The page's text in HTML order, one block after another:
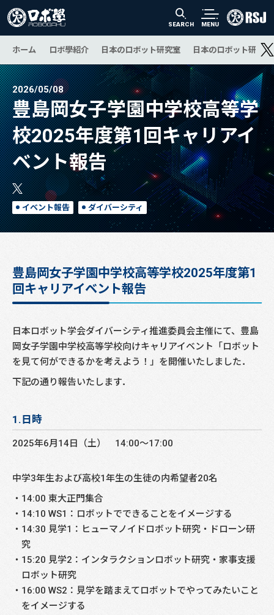
SEARCH MENU
ホーム ロボ學紹介 日本のロボット研究室 日本のロボット研究
2026/05/08
豊島岡女子学園中学校高等学
校2025年度第1回キャリアイ
ベント報告
イベント報告 ダイバーシティ
豊島岡女子学園中学校高等学校2025年度第1
回キャリアイベント報告
日本ロボット学会ダイバーシティ推進委員会主催にて、豊島
岡女子学園中学校高等学校向けキャリアイベント「ロボット
を見て何ができるかを考えよう！」を開催いたしました．
下記の通り報告いたします．
1.日時
2025年6月14日（土） 14:00～17:00
中学3年生および高校1年生の生徒の内希望者20名
14:00 東大正門集合
14:10 WS1：ロボットでできることをイメージする
14:30 見学1：ヒューマノイドロボット研究・ドローン研
究
15:20 見学2：インタラクションロボット研究・家事支援
ロボット研究
16:00 WS2：見学を踏まえてロボットでやってみたいこと
をイメージする